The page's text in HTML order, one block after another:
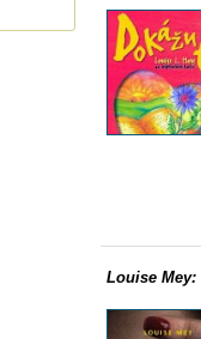
Louise Mey: